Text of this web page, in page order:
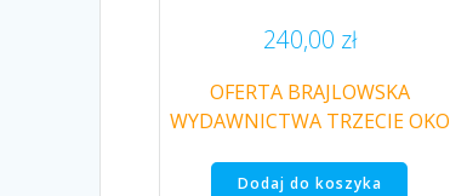
240,00 zł
OFERTA BRAJLOWSKA
WYDAWNICTWA TRZECIE OKO
Dodaj do koszyka